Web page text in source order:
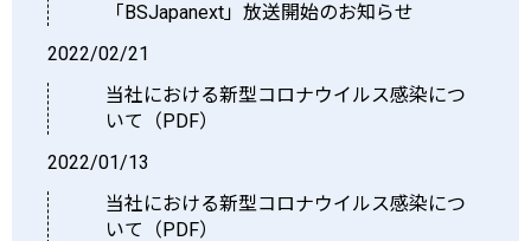
「BSJapanext」放送開始のお知らせ
2022/02/21
当社における新型コロナウイルス感染につ
いて（PDF）
2022/01/13
当社における新型コロナウイルス感染につ
いて（PDF）